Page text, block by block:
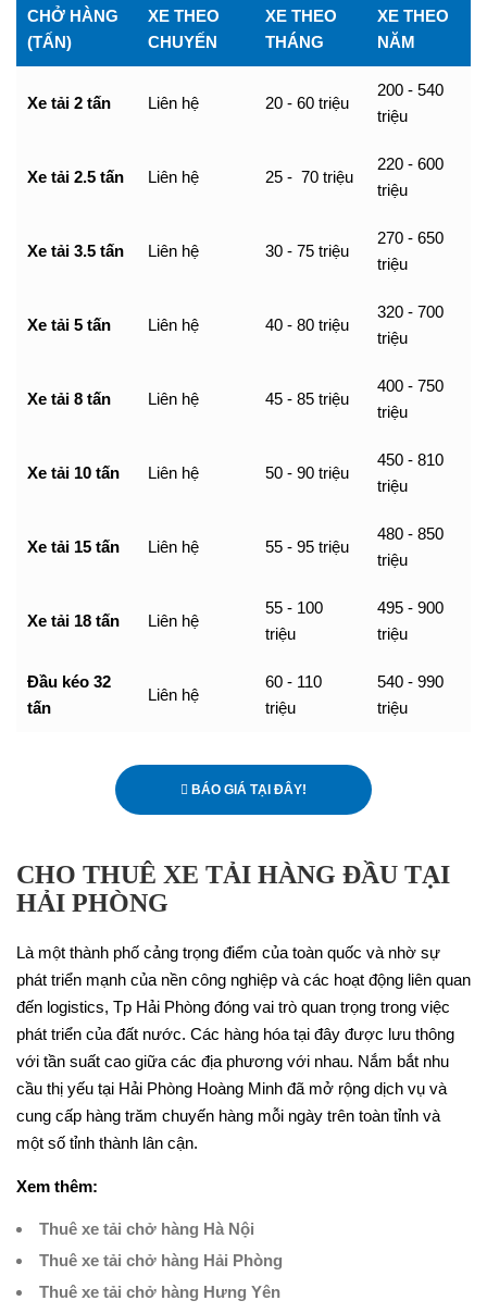
CHỞ HÀNG
(TẤN)
XE THEO
CHUYẾN
XE THEO
THÁNG
XE THEO
NĂM
Xe tải 2 tấn Liên hệ 20 - 60 triệu
200 - 540
triệu
Xe tải 2.5 tấn Liên hệ 25 - 70 triệu
220 - 600
triệu
Xe tải 3.5 tấn Liên hệ 30 - 75 triệu
270 - 650
triệu
Xe tải 5 tấn Liên hệ 40 - 80 triệu
320 - 700
triệu
Xe tải 8 tấn Liên hệ 45 - 85 triệu
400 - 750
triệu
Xe tải 10 tấn Liên hệ 50 - 90 triệu
450 - 810
triệu
Xe tải 15 tấn Liên hệ 55 - 95 triệu
480 - 850
triệu
Xe tải 18 tấn Liên hệ
55 - 100
triệu
495 - 900
triệu
Đầu kéo 32
tấn
Liên hệ
60 - 110
triệu
540 - 990
triệu
BÁO GIÁ TẠI ĐÂY!
CHO THUÊ XE TẢI HÀNG ĐẦU TẠI
HẢI PHÒNG
Là một thành phố cảng trọng điểm của toàn quốc và nhờ sự
phát triển mạnh của nền công nghiệp và các hoạt động liên quan
đến logistics, Tp Hải Phòng đóng vai trò quan trọng trong việc
phát triển của đất nước. Các hàng hóa tại đây được lưu thông
với tần suất cao giữa các địa phương với nhau. Nắm bắt nhu
cầu thị yếu tại Hải Phòng Hoàng Minh đã mở rộng dịch vụ và
cung cấp hàng trăm chuyến hàng mỗi ngày trên toàn tỉnh và
một số tỉnh thành lân cận.
Xem thêm:
Thuê xe tải chở hàng Hà Nội
Thuê xe tải chở hàng Hải Phòng
Thuê xe tải chở hàng Hưng Yên